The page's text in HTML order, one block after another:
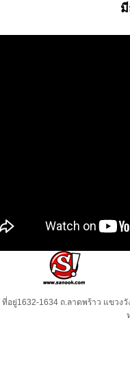
ที่อยู่1632-1634 ถ.ลาดพร้าว แขวง